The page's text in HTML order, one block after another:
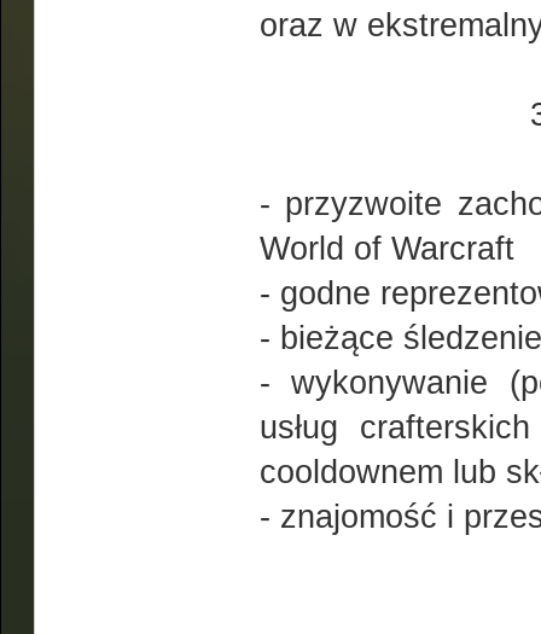
oraz w
- przyzwoite
World of Warcraft
- godne
- bieżące
- wykonywanie
usług
cooldownem lub
- znajomość i